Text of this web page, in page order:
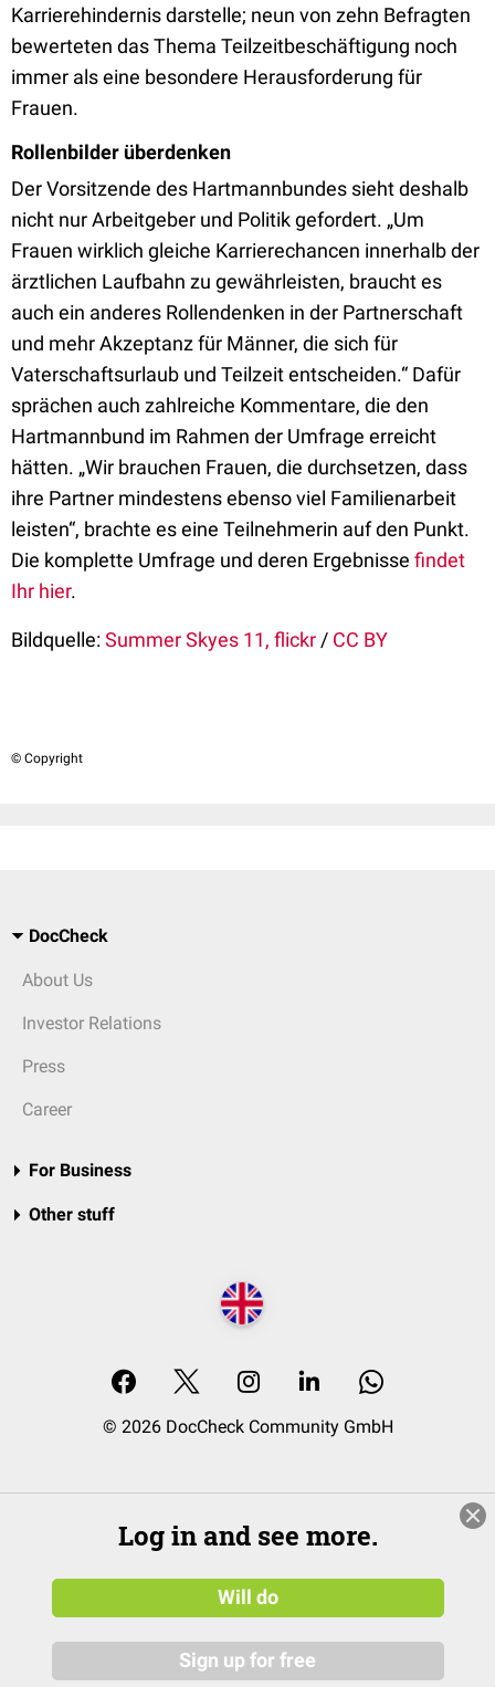
Karrierehindernis darstelle; neun von zehn Befragten
bewerteten das Thema Teilzeitbeschäftigung noch
immer als eine besondere Herausforderung für
Frauen.
Rollenbilder überdenken
Der Vorsitzende des Hartmannbundes sieht deshalb
nicht nur Arbeitgeber und Politik gefordert. „Um
Frauen wirklich gleiche Karrierechancen innerhalb der
ärztlichen Laufbahn zu gewährleisten, braucht es
auch ein anderes Rollendenken in der Partnerschaft
und mehr Akzeptanz für Männer, die sich für
Vaterschaftsurlaub und Teilzeit entscheiden.“ Dafür
sprächen auch zahlreiche Kommentare, die den
Hartmannbund im Rahmen der Umfrage erreicht
hätten. „Wir brauchen Frauen, die durchsetzen, dass
ihre Partner mindestens ebenso viel Familienarbeit
leisten“, brachte es eine Teilnehmerin auf den Punkt.
Die komplette Umfrage und deren Ergebnisse findet
Ihr hier.
Bildquelle:Summer Skyes 11, flickr / CC BY
© Copyright
DocCheck
About Us
Investor Relations
Press
Career
For Business
Other stuff
© 2026 DocCheck Community GmbH
Log in and see more.
Will do
Sign up for free